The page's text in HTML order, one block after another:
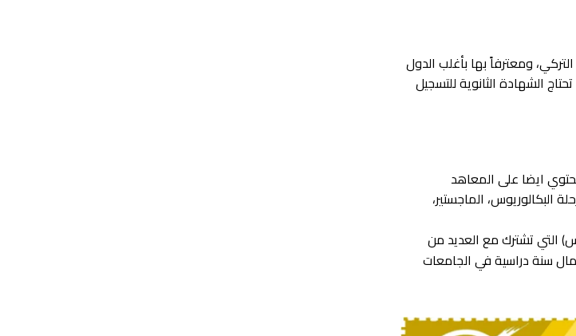
ومعترفاً بها بأغلب الدول
الشهادة الثانوية للتسجيل
وتحتوي ايضا على المعاهد
البكالوريوس، الماجستير،
التي تشترك مع العديد من
سنة دراسية في الجامعات